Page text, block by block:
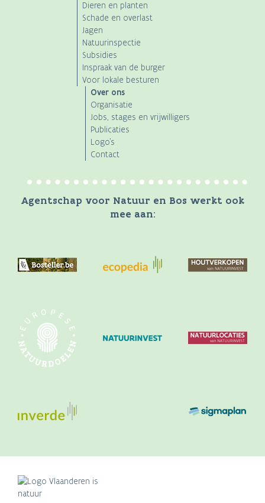
Dieren en planten
Schade en overlast
Jagen
Natuurinspectie
Subsidies
Inspraak van de burger
Voor lokale besturen
Over ons
Organisatie
Jobs, stages en vrijwilligers
Publicaties
Logo's
Contact
Agentschap voor Natuur en Bos werkt ook
mee aan: